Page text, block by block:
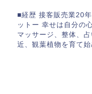
■経歴 接客販売業20
ットー 幸せは自分の
マッサージ、整体、
近、観葉植物を育て始